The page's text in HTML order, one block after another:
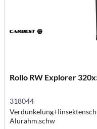
Rollo RW Explorer
318044
Alurahm.schw